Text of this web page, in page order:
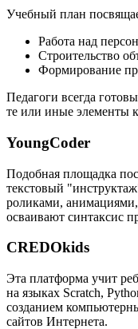
Учебный план
Работа над
Строительство
Формирование
Педагоги всегда
те или иные элементы
YoungCoder
Подобная площадка
текстовый
роликами,
осваивают синтаксис
CREDOkids
Эта платформа учит
на языках Scratch,
созданием
сайтов Интернета.